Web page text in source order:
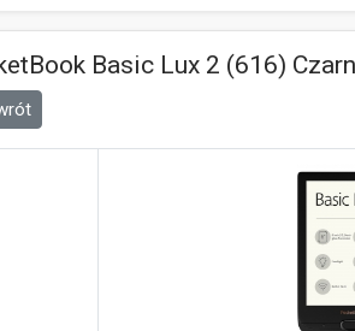
Basic Lux 2 (616)